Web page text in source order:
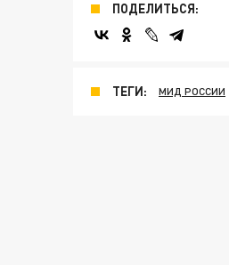
ПОДЕЛИТЬСЯ:
ТЕГИ: МИД РОССИИ